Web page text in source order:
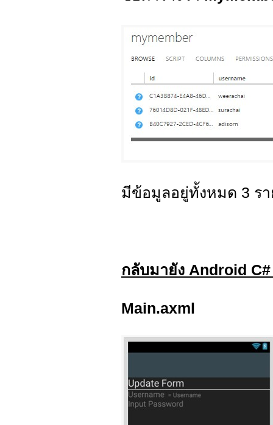
มีข้อมูลอยู่ทั้งหมด 3 รา
กลับมายัง Android
Main.axml